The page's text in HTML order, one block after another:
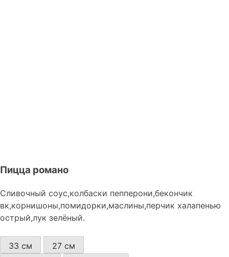
Пицца романо
Сливочный соус,колбаски пепперони,бекончик
вк,корнишоны,помидорки,маслины,перчик халапенью
острый,лук зелёный.
33 см
27 см